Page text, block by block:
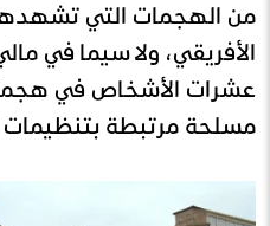
من الهجمات التي
الأفريقي، ولا سيما في
عشرات الأشخاص في
مسلحة مرتبطة بتنظيمات